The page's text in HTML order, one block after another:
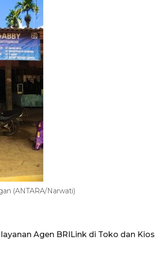
(ANTARA/Narwati)
Agen BRILink di Toko dan Kios
Karhutla Kalimantan Barat
terluas di Indonesia
22 Juli 2026 10:51
Optimalkan aset negara,
Bulog luncurkan kawasan
bisnis di Pontianak
22 Juli 2026 17:09